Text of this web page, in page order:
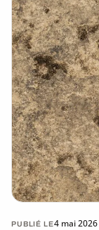
PUBLIÉ LE4 mai 2026